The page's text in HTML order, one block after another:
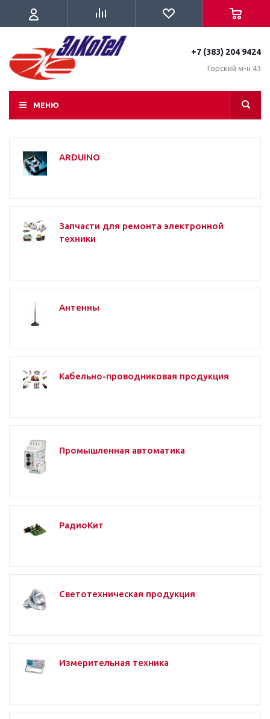
+7 (383) 204 9424
Горский м-н 43
МЕНЮ
ARDUINO
Запчасти для ремонта электронной
техники
Антенны
Кабельно-проводниковая продукция
Промышленная автоматика
РадиоКит
Светотехническая продукция
Измерительная техника